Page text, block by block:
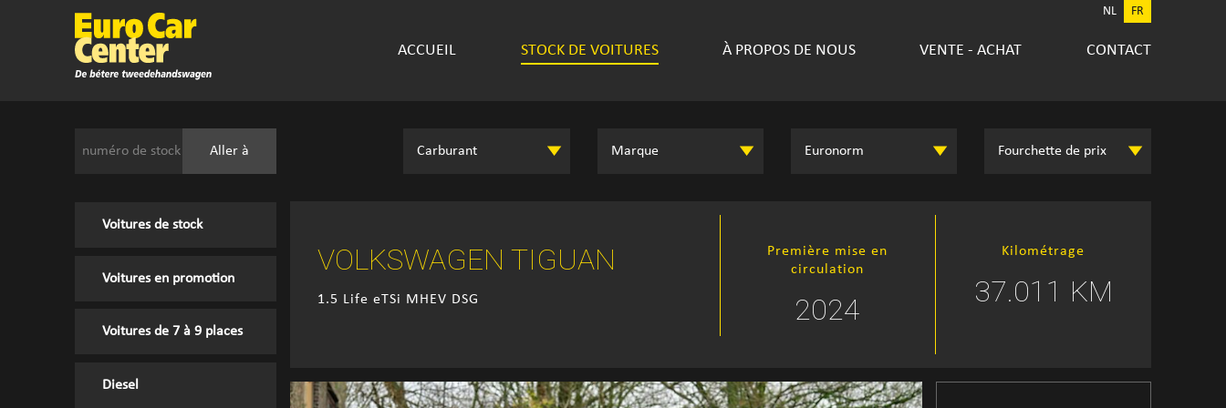
NL FR
ACCUEIL STOCK DE VOITURES À PROPOS DE NOUS VENTE - ACHAT CONTACT
Voitures de stock
Voitures en promotion
Voitures de 7 à 9 places
Diesel
VOLKSWAGEN TIGUAN
1.5 Life eTSi MHEV DSG
Première mise en
circulation
2024
Kilométrage
37.011 KM